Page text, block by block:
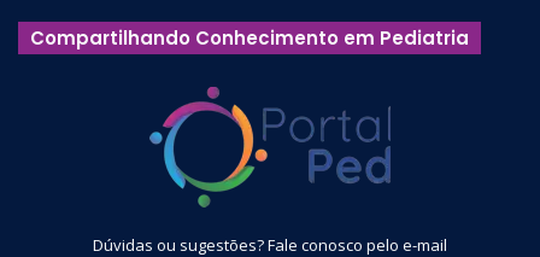
Compartilhando Conhecimento em Pediatria
Dúvidas ou sugestões? Fale conosco pelo e-mail